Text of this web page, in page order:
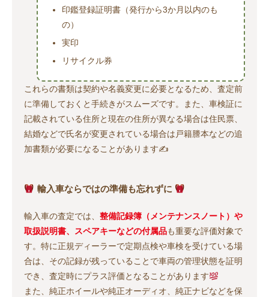
印鑑登録証明書（発行から3か月以内のも
の）
実印
リサイクル券
これらの書類は契約や名義変更に必要となるため、査定前
に準備しておくと手続きがスムーズです。また、車検証に
記載されている住所と現在の住所が異なる場合は住民票、
結婚などで氏名が変更されている場合は戸籍謄本などの追
加書類が必要になることがあります✍️
輸入車ならではの準備も忘れずに
輸入車の査定では、 整備記録簿（メンテナンスノート）や
取扱説明書、スペアキーなどの付属品も重要な評価対象で
す。特に正規ディーラーで定期点検や車検を受けている場
合は、その記録が残っていることで車両の管理状態を証明
でき、査定時にプラス評価となることがあります
また、純正ホイールや純正オーディオ、純正ナビなどを保